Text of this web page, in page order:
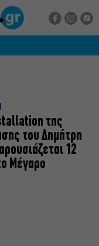
της
του Δημήτρη
12
Μέγαρο